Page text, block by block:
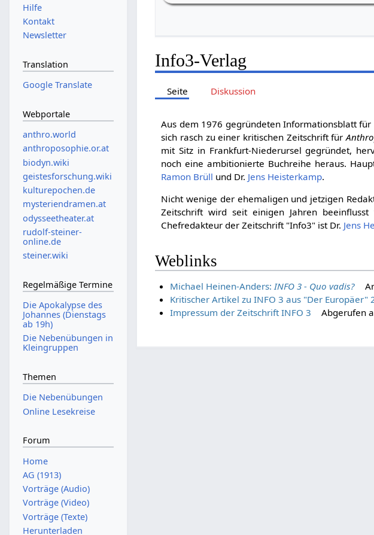
Info3-Verlag
Seite Diskussion
Aus dem 1976 gegründeten Informationsblatt für
sich rasch zu einer kritischen Zeitschrift für
mit Sitz in Frankfurt-Niederursel gegründet,
noch eine ambitionierte Buchreihe heraus.
Ramon Brüll und Dr. Jens Heisterkamp.
Nicht wenige der ehemaligen und jetzigen
Zeitschrift wird seit einigen Jahren
Chefredakteur der Zeitschrift "Info3" ist Dr. Jens
Weblinks
Michael Heinen-Anders:INFO 3 - Quo vadis?
Kritischer Artikel zu INFO 3 aus "Der Europäer"
Impressum der Zeitschrift INFO 3
Abgerufen
Hilfe
Kontakt
Newsletter
Translation
Google Translate
Webportale
anthro.world
anthroposophie.or.at
biodyn.wiki
geistesforschung.wiki
kulturepochen.de
mysteriendramen.at
odysseetheater.at
rudolf-steiner-
online.de
steiner.wiki
Regelmäßige Termine
Die Apokalypse des
Johannes (Dienstags
ab 19h)
Die Nebenübungen in
Kleingruppen
Themen
Die Nebenübungen
Online Lesekreise
Forum
Home
AG (1913)
Vorträge (Audio)
Vorträge (Video)
Vorträge (Texte)
Herunterladen